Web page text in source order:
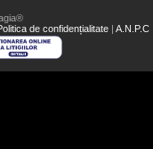
de confidențialitate | A.N.P.C